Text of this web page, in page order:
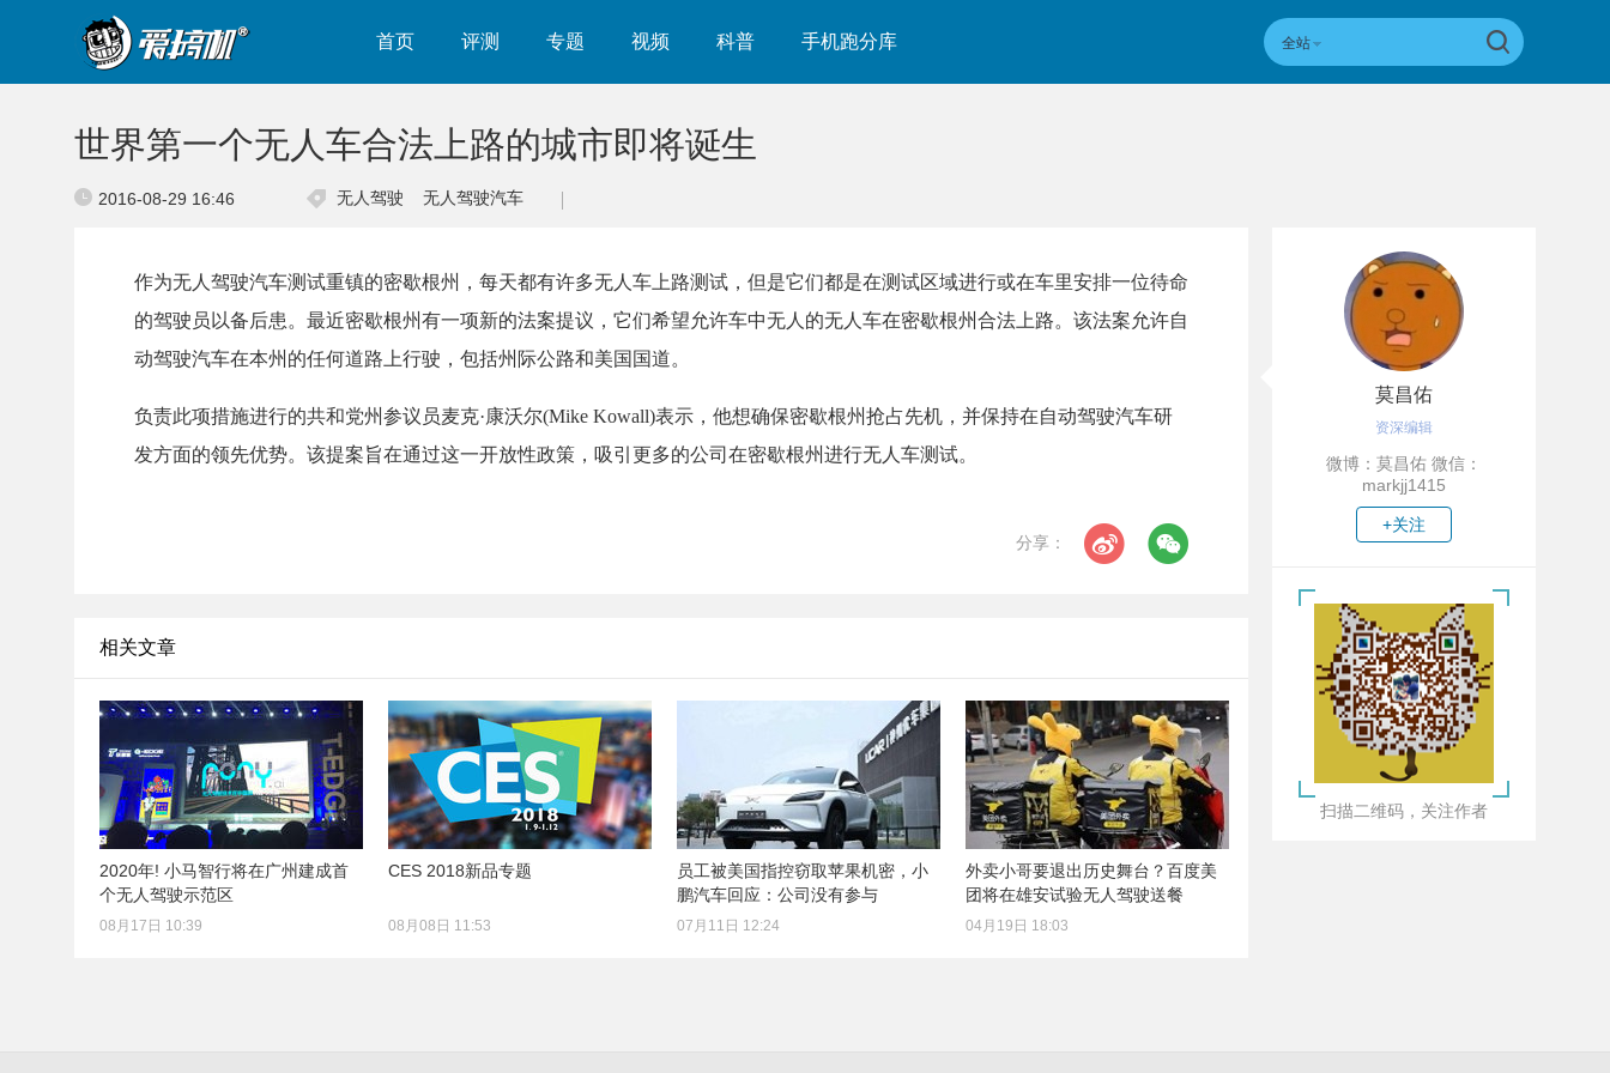
首页 评测 专题 视频 科普 手机跑分库 全站
世界第一个无人车合法上路的城市即将诞生
2016-08-29 16:46 无人驾驶 无人驾驶汽车
作为无人驾驶汽车测试重镇的密歇根州，每天都有许多无人车上路测试，但是它们都是在测试区域进行或在车里安排一位待命
的驾驶员以备后患。最近密歇根州有一项新的法案提议，它们希望允许车中无人的无人车在密歇根州合法上路。该法案允许自
动驾驶汽车在本州的任何道路上行驶，包括州际公路和美国国道。
负责此项措施进行的共和党州参议员麦克·康沃尔(Mike Kowall)表示，他想确保密歇根州抢占先机，并保持在自动驾驶汽车研
发方面的领先优势。 该提案旨在通过这一开放性政策，吸引更多的公司在密歇根州进行无人车测试。
分享：
相关文章
2020年! 小马智行将在广州建成首
个无人驾驶示范区
08月17日 10:39
CES 2018新品专题
08月08日 11:53
员工被美国指控窃取苹果机密，小
鹏汽车回应：公司没有参与
07月11日 12:24
外卖小哥要退出历史舞台？百度美
团将在雄安试验无人驾驶送餐
04月19日 18:03
莫昌佑
资深编辑
微博：莫昌佑 微信：
markjj1415
+关注
扫描二维码，关注作者